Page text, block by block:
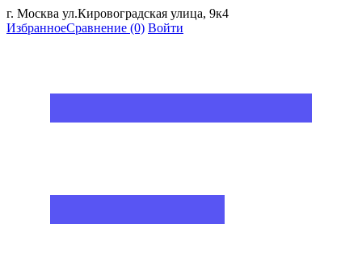
г. Москва ул.Кировоградская улица, 9к4
ИзбранноеСравнение (0) Войти